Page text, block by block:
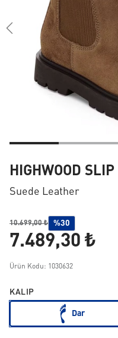
HIGHWOOD
Suede Leather
10.699,00 ₺ %30
7.489,30 ₺
Ürün Kodu: 1030632
KALIP
Dar